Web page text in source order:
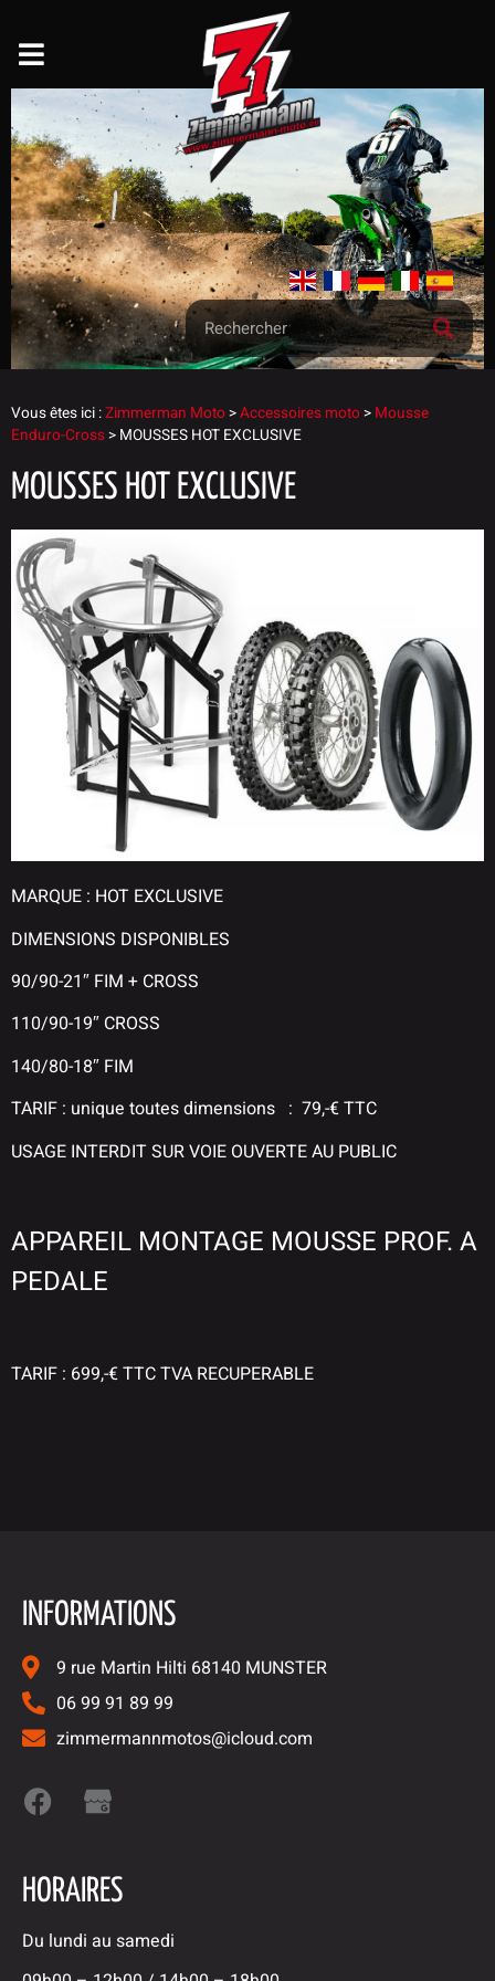
Vous êtes ici :Zimmerman Moto>Accessoires moto> Mousse
Enduro-Cross> MOUSSES HOT EXCLUSIVE
MOUSSES HOT EXCLUSIVE
MARQUE : HOT EXCLUSIVE
DIMENSIONS DISPONIBLES
90/90-21″ FIM + CROSS
110/90-19″ CROSS
140/80-18″ FIM
TARIF : unique toutes dimensions : 79,-€ TTC
USAGE INTERDIT SUR VOIE OUVERTE AU PUBLIC
APPAREIL MONTAGE MOUSSE PROF. A
PEDALE
TARIF : 699,-€ TTC TVA RECUPERABLE
INFORMATIONS
9 rue Martin Hilti 68140 MUNSTER
06 99 91 89 99
zimmermannmotos@icloud.com
HORAIRES
Du lundi au samedi